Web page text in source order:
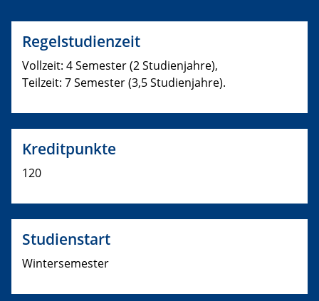
Regelstudienzeit
Vollzeit: 4 Semester (2 Studienjahre),
Teilzeit: 7 Semester (3,5 Studienjahre).
Kreditpunkte
120
Studienstart
Wintersemester